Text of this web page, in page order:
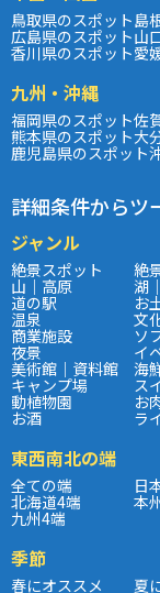
鳥取県のスポット島
広島県のスポット山
香川県のスポット愛
九州・沖縄
福岡県のスポット佐
熊本県のスポット大
鹿児島県のスポット
詳細条件からツ
ジャンル
絶景スポット 絶
山｜高原 湖
道の駅 お
温泉 文
商業施設 ソ
夜景 イ
美術館｜資料館 海
キャンプ場 ス
動植物園 お
お酒 ラ
東西南北の端
全ての端 日
北海道4端 本
九州4端
季節
春にオススメ 夏